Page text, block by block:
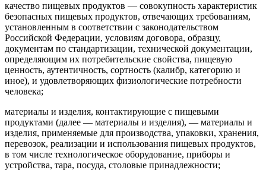
качество пищевых продуктов — совокупность характеристик
безопасных пищевых продуктов, отвечающих требованиям,
установленным в соответствии с законодательством
Российской Федерации, условиям договора, образцу,
документам по стандартизации, технической документации,
определяющим их потребительские свойства, пищевую
ценность, аутентичность, сортность (калибр, категорию и
иное), и удовлетворяющих физиологические потребности
человека;
материалы и изделия, контактирующие с пищевыми
продуктами (далее — материалы и изделия), — материалы и
изделия, применяемые для производства, упаковки, хранения,
перевозок, реализации и использования пищевых продуктов,
в том числе технологическое оборудование, приборы и
устройства, тара, посуда, столовые принадлежности;